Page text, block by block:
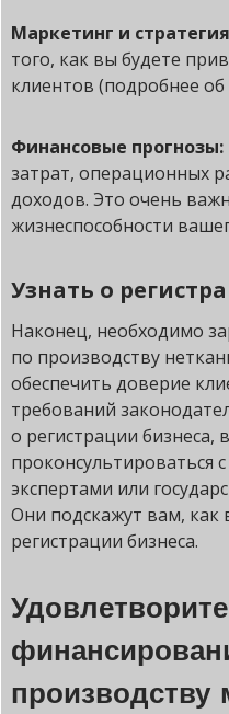
Маркетинг и
того, как вы будете
клиентов (подробнее
Финансовые прогнозы:
затрат, операционных
доходов. Это очень
жизнеспособности
Узнать о
Наконец, необходимо
по производству
обеспечить доверие
требований
о регистрации бизнеса,
проконсультироваться
экспертами или
Они подскажут вам, как
регистрации бизнеса.
производству